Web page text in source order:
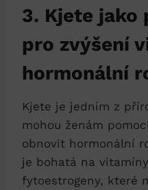
3. Kjete jako
pro zvýšení
hormonální
Kjete je jedním z
mohou ženám
obnovit hormonální
je bohatá na
fytoestrogeny, které